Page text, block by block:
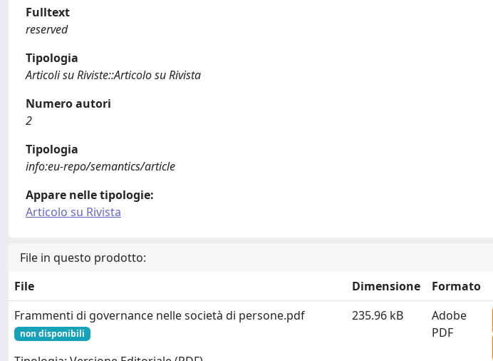
Fulltext
reserved
Tipologia
Articoli su Riviste::Articolo su Rivista
Numero autori
2
Tipologia
info:eu-repo/semantics/article
Appare nelle tipologie:
Articolo su Rivista
File in questo prodotto:
File
Dimensione
Formato
Frammenti di governance nelle società di persone.pdf
non disponibili
235.96 kB
Adobe
PDF